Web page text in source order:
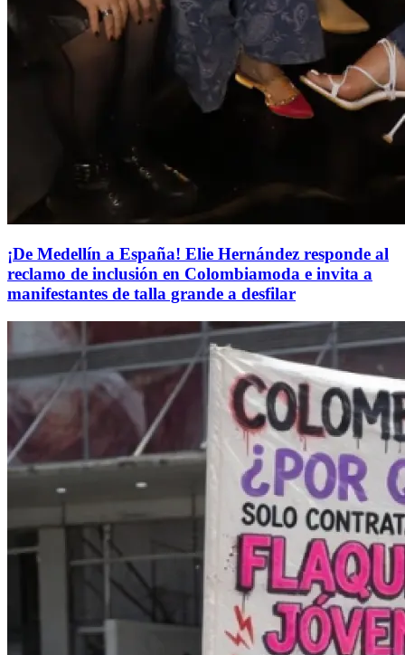
¡De Medellín a España! Elie Hernández responde al
reclamo de inclusión en Colombiamoda e invita a
manifestantes de talla grande a desfilar